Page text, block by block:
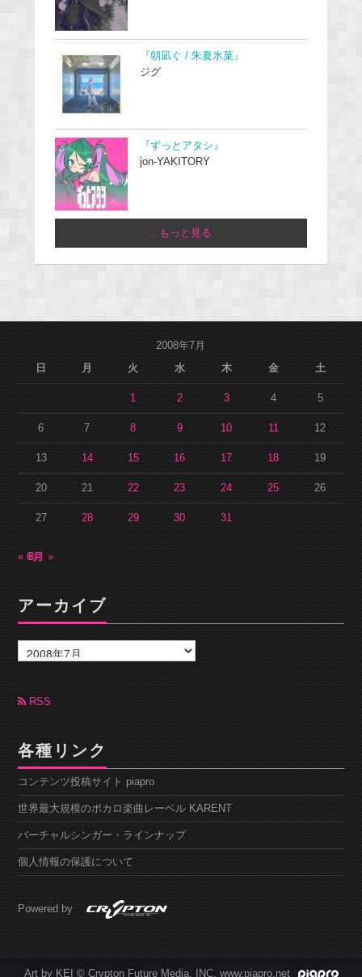
『朝凪ぐ / 朱夏氷菓』
ジグ
『ずっとアタシ』
jon-YAKITORY
...もっと見る
2008年7月
日
月 火 水 木 金 土
1 2 3 4 5
6 7 8 9 10 11 12
13 14 15 16 17 18 19
20 21 22 23 24 25 26
27 28 29 30 31
« 6月8月 »
アーカイブ
ー
カ
ブ RSS
各種リンク
コンテンツ投稿サイト piapro
世界最大規模のボカロ楽曲レーベル KARENT
バーチャルシンガー・ラインナップ
個人情報の保護について
Powered by
Art by KEI © Crypton Future Media, INC. www.piapro.net